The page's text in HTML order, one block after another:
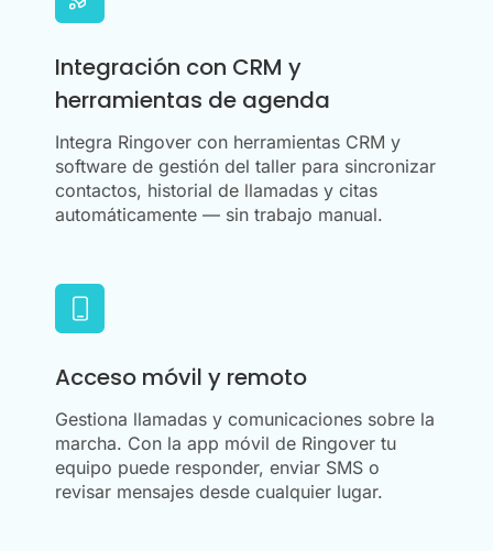
Integración con CRM y
herramientas de agenda
Integra Ringover con herramientas CRM y
software de gestión del taller para sincronizar
contactos, historial de llamadas y citas
automáticamente — sin trabajo manual.
Acceso móvil y remoto
Gestiona llamadas y comunicaciones sobre la
marcha. Con la app móvil de Ringover tu
equipo puede responder, enviar SMS o
revisar mensajes desde cualquier lugar.